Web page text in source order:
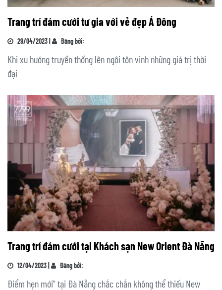
Trang trí đám cưới tư gia với vẻ đẹp Á Đông
29/04/2023 | Đăng bởi:
Khi xu hướng truyền thống lên ngôi tôn vinh những giá trị thời
đại
Trang trí đám cưới tại Khách sạn New Orient Đà Nẵng
12/04/2023 | Đăng bởi:
Điểm hẹn mới" tại Đà Nẵng chắc chắn không thể thiếu New